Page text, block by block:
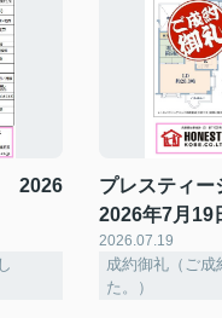
2026
プレスティ
2026年7月19
2026.07.19
成約御礼（ご成
た。）